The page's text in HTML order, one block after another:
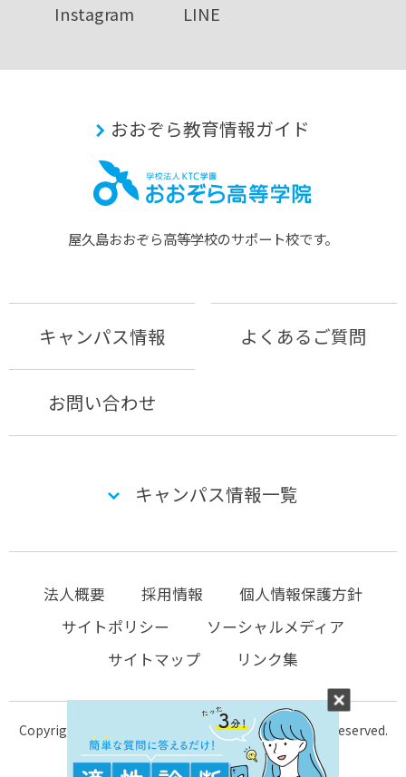
Instagram LINE
おおぞら教育情報ガイド
屋久島おおぞら⾼等学校のサポート校です。
キャンパス情報 よくあるご質問
お問い合わせ
キャンパス情報一覧
法人概要 採用情報
個人情報保護方針
サイトポリシー
ソーシャルメディア
サイトマップ
リンク集
Copyright © 2004-2026 KTC-school.com All Rights Reserved.